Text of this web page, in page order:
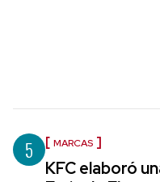
5 MARCAS
KFC elaboró